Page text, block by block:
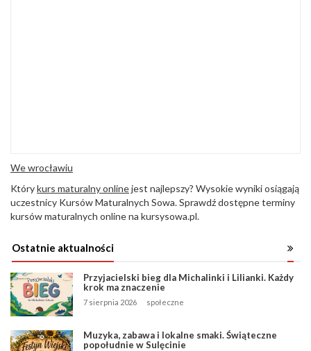
We wrocławiu
Którykurs maturalny onlinejest najlepszy? Wysokie wyniki osiągają
uczestnicy Kursów Maturalnych Sowa. Sprawdź dostępne terminy
kursów maturalnych online na kursysowa.pl.
Ostatnie aktualności
Przyjacielski bieg dla Michalinki i Lilianki. Każdy
krok ma znaczenie
7 sierpnia 2026 społeczne
Muzyka, zabawa i lokalne smaki. Świąteczne
popołudnie w Sulęcinie